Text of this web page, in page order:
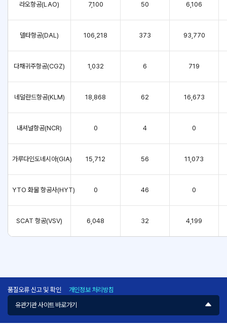
라오항공(LAO) 7,100 50 6,106
델타항공(DAL) 106,218 373 93,770
다채귀주항공(CGZ) 1,032 6 719
네덜란드항공(KLM) 18,868 62 16,673
내셔널항공(NCR) 0 4 0
가루다인도네시아(GIA) 15,712 56 11,073
YTO 화물 항공사(HYT) 0 46 0
SCAT 항공(VSV) 6,048 32 4,199
품질오류 신고 및 확인
개인정보 처리방침
유관기관 사이트 바로가기